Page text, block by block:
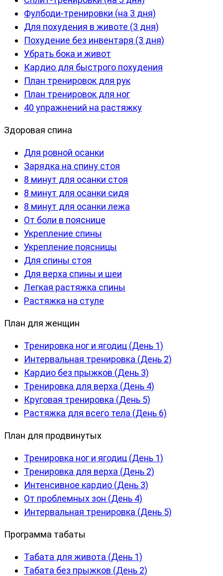
Фулбоди-тренировки (на 3 дня)
Для похудения в животе (3 дня)
Похудение без инвентаря (3 дня)
Убрать бока и живот
Кардио для быстрого похудения
План тренировок для рук
План тренировок для ног
40 упражнений на растяжку
Здоровая спина
Для ровной осанки
Зарядка на спину стоя
8 минут для осанки стоя
8 минут для осанки сидя
8 минут для осанки лежа
От боли в пояснице
Укрепление спины
Укрепление поясницы
Для спины стоя
Для верха спины и шеи
Легкая растяжка спины
Растяжка на стуле
План для женщин
Тренировка ног и ягодиц (День 1)
Интервальная тренировка (День 2)
Кардио без прыжков (День 3)
Тренировка для верха (День 4)
Круговая тренировка (День 5)
Растяжка для всего тела (День 6)
План для продвинутых
Тренировка ног и ягодиц (День 1)
Тренировка для верха (День 2)
Интенсивное кардио (День 3)
От проблемных зон (День 4)
Интервальная тренировка (День 5)
Программа табаты
Табата для живота (День 1)
Табата без прыжков (День 2)